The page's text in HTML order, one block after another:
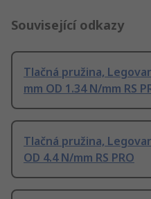
Související odkazy
Tlačná pružina,
mm OD 1.34 N/mm RS
Tlačná pružina,
OD 4.4 N/mm RS PRO